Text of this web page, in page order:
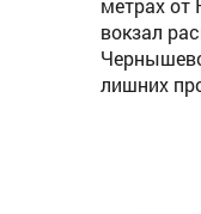
метрах от
вокзал
лишних